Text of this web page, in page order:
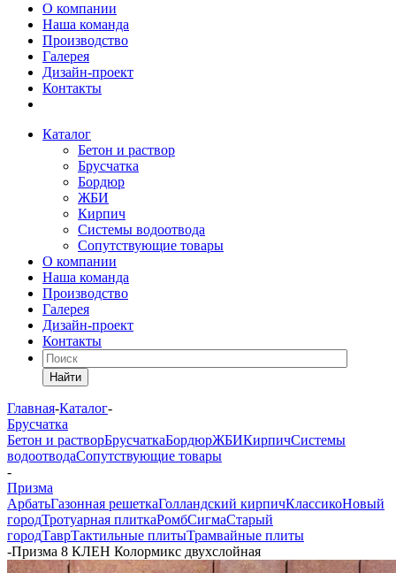
О компании
Наша команда
Производство
Галерея
Дизайн-проект
Контакты
Каталог
Бетон и раствор
Брусчатка
Бордюр
ЖБИ
Кирпич
Системы водоотвода
Сопутствующие товары
О компании
Наша команда
Производство
Галерея
Дизайн-проект
Контакты
Найти
Главная-Каталог-
Брусчатка
Бетон и растворБрусчаткаБордюрЖБИКирпичСистемы
водоотводаСопутствующие товары
-
Призма
АрбатьГазонная решеткаГолландский кирпичКлассикоНовый
городТротуарная плиткаРомбСигмаСтарый
городТаврТактильные плитыТрамвайные плиты
-Призма 8 КЛЕН Колормикс двухслойная